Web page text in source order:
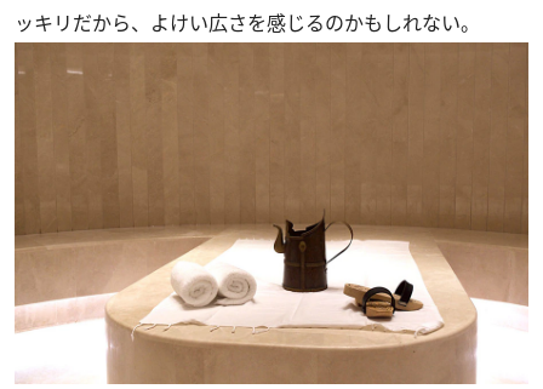
ッキリだから、よけい広さを感じるのかもしれない。